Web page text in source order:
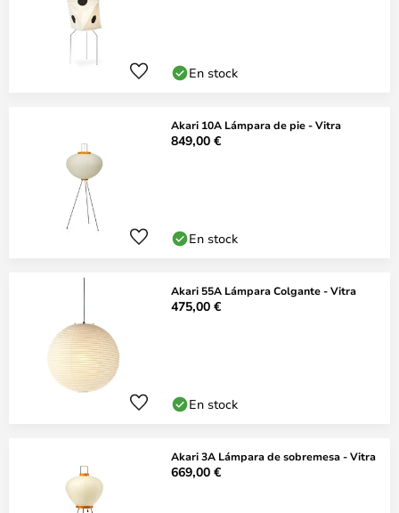
En stock
Akari 10A Lámpara de pie - Vitra
849,00 €
En stock
Akari 55A Lámpara Colgante - Vitra
475,00 €
En stock
Akari 3A Lámpara de sobremesa - Vitra
669,00 €